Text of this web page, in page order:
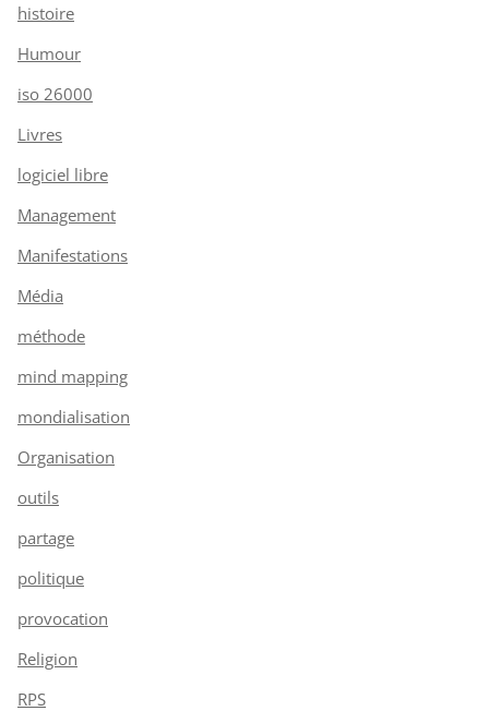
histoire
Humour
iso 26000
Livres
logiciel libre
Management
Manifestations
Média
méthode
mind mapping
mondialisation
Organisation
outils
partage
politique
provocation
Religion
RPS